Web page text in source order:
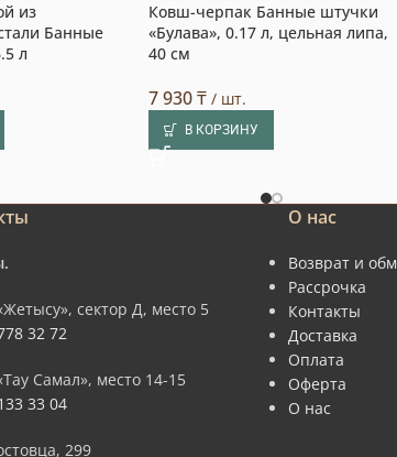
из
Банные
л
Ковш-черпак Банные штучки
«Булава», 0.17 л, цельная липа,
40 см
7 930₸/ шт.
В КОРЗИНУ
сектор Д, место 5
32 72
Самал», место 14-15
33 04
299
О нас
Возврат и
Рассрочка
Контакты
Доставка
Оплата
Оферта
О нас